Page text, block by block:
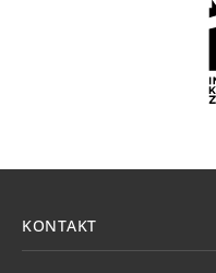
KONTAKT